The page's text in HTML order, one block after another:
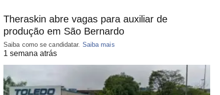
Theraskin abre vagas para auxiliar de
produção em São Bernardo
Saiba como se candidatar. Saiba mais
1 semana atrás